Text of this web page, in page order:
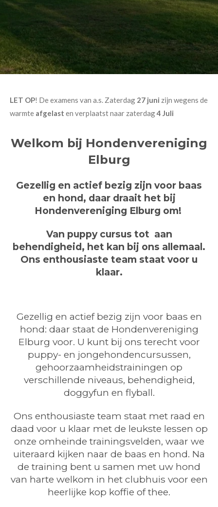
LET OP! De examens van a.s. Zaterdag 27 juni zijn wegens de
warmte afgelast en verplaatst naar zaterdag4 Juli
Welkom bij Hondenvereniging
Elburg
Gezellig en actief bezig zijn voor baas
en hond, daar draait het bij
Hondenvereniging Elburg om!
Van puppy cursus tot aan
behendigheid, het kan bij ons allemaal.
Ons enthousiaste team staat voor u
klaar.
Gezellig en actief bezig zijn voor baas en
hond: daar staat de Hondenvereniging
Elburg voor. U kunt bij ons terecht voor
puppy- en jongehondencursussen,
gehoorzaamheidstrainingen op
verschillende niveaus, behendigheid,
doggyfun en flyball.
Ons enthousiaste team staat met raad en
daad voor u klaar met de leukste lessen op
onze omheinde trainingsvelden, waar we
uiteraard kijken naar de baas en hond. Na
de training bent u samen met uw hond
van harte welkom in het clubhuis voor een
heerlijke kop koffie of thee.